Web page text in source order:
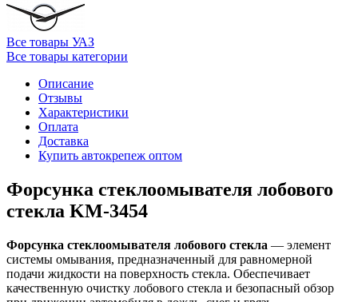
Все товары УАЗ
Все товары категории
Описание
Отзывы
Характеристики
Оплата
Доставка
Купить автокрепеж оптом
Форсунка стеклоомывателя лобового
стекла KM-3454
Форсунка стеклоомывателя лобового стекла — элемент
системы омывания, предназначенный для равномерной
подачи жидкости на поверхность стекла. Обеспечивает
качественную очистку лобового стекла и безопасный обзор